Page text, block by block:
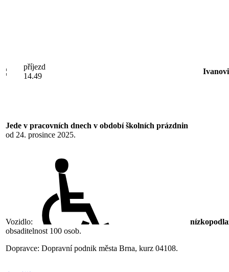
¦
příjezd
14.49
Jede v pracovních dnech v období školních prázdnin
od 24. prosince 2025.
Vozidlo:
obsaditelnost 100 osob.
Dopravce: Dopravní podnik města Brna, kurz 04108.